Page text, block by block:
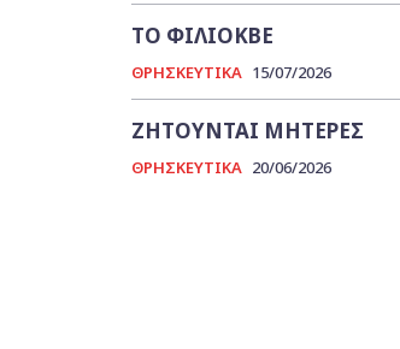
ΤΟ ΦΙΛΙΟΚΒΕ
ΘΡΗΣΚΕΥΤΙΚΑ 15/07/2026
ΖΗΤΟΥΝΤΑΙ ΜΗΤΕΡΕΣ
ΘΡΗΣΚΕΥΤΙΚΑ 20/06/2026